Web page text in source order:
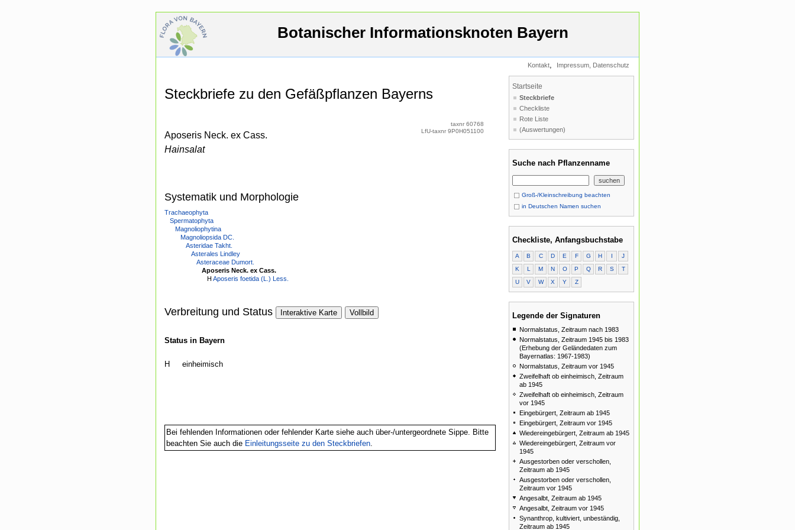
Botanischer Informationsknoten Bayern
Kontakt, Impressum, Datenschutz
Steckbriefe zu den Gefäßpflanzen Bayerns
Aposeris Neck. ex Cass.
Hainsalat
taxnr 60768
LfU-taxnr 9P0H051100
Systematik und Morphologie
Trachaeophyta
Spermatophyta
Magnoliophytina
Magnoliopsida DC.
Asteridae Takht.
Asterales Lindley
Asteraceae Dumort.
Aposeris Neck. ex Cass.
H Aposeris foetida (L.) Less.
Verbreitung und Status Interaktive Karte Vollbild
Status in Bayern
H einheimisch
Bei fehlenden Informationen oder fehlender Karte siehe auch über-/untergeordnete Sippe. Bitte
beachten Sie auch die Einleitungsseite zu den Steckbriefen.
Startseite
Steckbriefe
Checkliste
Rote Liste
(Auswertungen)
Suche nach Pflanzenname
Groß-/Kleinschreibung beachten
in Deutschen Namen suchen
Checkliste, Anfangsbuchstabe
A B C D E F G H I
J
K
L M N O P Q R S
T
U
V W X Y Z
Legende der Signaturen
Normalstatus, Zeitraum nach 1983
Normalstatus, Zeitraum 1945 bis 1983
(Erhebung der Geländedaten zum
Bayernatlas: 1967-1983)
Normalstatus, Zeitraum vor 1945
Zweifelhaft ob einheimisch, Zeitraum
ab 1945
Zweifelhaft ob einheimisch, Zeitraum
vor 1945
Eingebürgert, Zeitraum ab 1945
Eingebürgert, Zeitraum vor 1945
Wiedereingebürgert, Zeitraum ab 1945
Wiedereingebürgert, Zeitraum vor
1945
Ausgestorben oder verschollen,
Zeitraum ab 1945
Ausgestorben oder verschollen,
Zeitraum vor 1945
Angesalbt, Zeitraum ab 1945
Angesalbt, Zeitraum vor 1945
Synanthrop, kultiviert, unbeständig,
Zeitraum ab 1945